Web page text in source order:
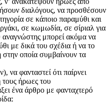
διαλόγους, να προσθέσουν
σε κάποιο παραμύθι και
σε κωμωδία, σε σίριαλ για
μπορεί ακόμα να
με δικά του σχέδια ή να το
στην οποία συμβαίνουν τα
να φανταστεί ότι παίρνει
ήρωες του
ένα άρθρο με φανταχτερό